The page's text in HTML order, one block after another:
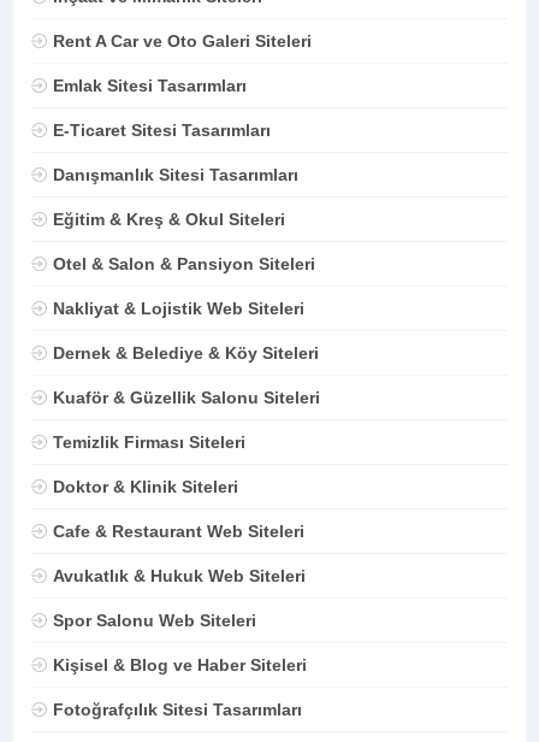
Rent A Car ve Oto Galeri Siteleri
Emlak Sitesi Tasarımları
E-Ticaret Sitesi Tasarımları
Danışmanlık Sitesi Tasarımları
Eğitim & Kreş & Okul Siteleri
Otel & Salon & Pansiyon Siteleri
Nakliyat & Lojistik Web Siteleri
Dernek & Belediye & Köy Siteleri
Kuaför & Güzellik Salonu Siteleri
Temizlik Firması Siteleri
Doktor & Klinik Siteleri
Cafe & Restaurant Web Siteleri
Avukatlık & Hukuk Web Siteleri
Spor Salonu Web Siteleri
Kişisel & Blog ve Haber Siteleri
Fotoğrafçılık Sitesi Tasarımları